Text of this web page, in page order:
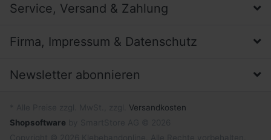
Service, Versand & Zahlung
Firma, Impressum & Datenschutz
Newsletter abonnieren
Versandkosten
Shopsoftware